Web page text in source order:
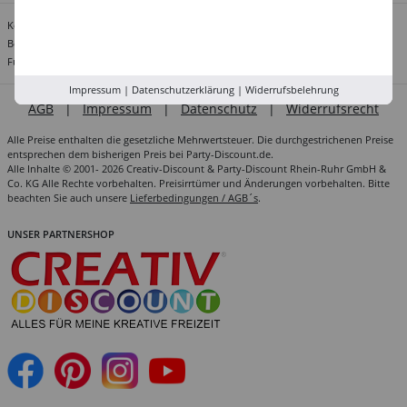
Kontakt:
Bestellungen per E-Mail an:
Für Einrichtungen, Unternehmen & Vereine:
AGB | Impressum | Datenschutz | Widerrufsrecht
Alle Preise enthalten die gesetzliche Mehrwertsteuer. Die durchgestrichenen Preise
entsprechen dem bisherigen Preis bei Party-Discount.de.
Alle Inhalte © 2001- 2026 Creativ-Discount & Party-Discount Rhein-Ruhr GmbH &
Co. KG Alle Rechte vorbehalten. Preisirrtümer und Änderungen vorbehalten. Bitte
beachten Sie auch unsere Lieferbedingungen / AGB´s.
UNSER PARTNERSHOP
Impressum| Datenschutzerklärung| Widerrufsbelehrung